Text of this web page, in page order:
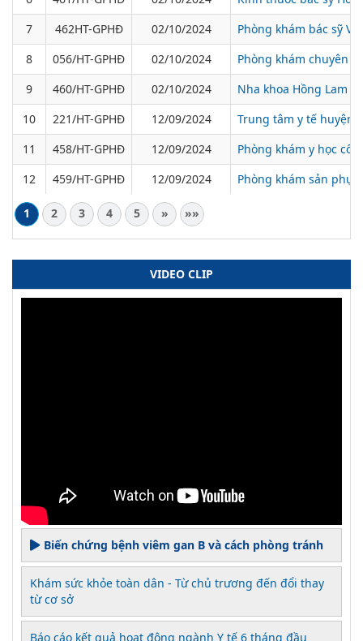
7
462HT-GPHĐ 02/10/2024
Phòng khám bác sỹ
8
056/HT-GPHĐ 02/10/2024
Phòng khám chuyên
9
460/HT-GPHĐ 02/10/2024
Nha khoa Hồng Lam
10
221/HT-GPHĐ 12/09/2024
Trung tâm y tế huyện
11
458/HT-GPHĐ 12/09/2024
Phòng khám y học cổ
12
459/HT-GPHĐ 12/09/2024 Phòng khám sản phụ
1 2 3 4 5 » »»
VIDEO CLIP
Biến chứng bệnh viêm gan B và cách phòng tránh
Khám sức khỏe toàn dân - Từ chủ trương đến đổi thay
từ cơ sở
Báo cáo kết quả hoạt động ngành Y tế 6 tháng đầu